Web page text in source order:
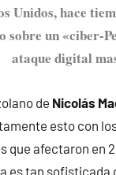
Unidos, hace
sobre un «ciber-
ataque digital
de Nicolás
esto con
que afectaron en
es tan sofisticada